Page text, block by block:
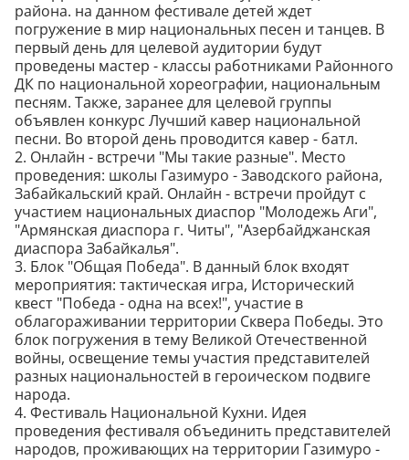
района. на данном фестивале детей ждет
погружение в мир национальных песен и танцев. В
первый день для целевой аудитории будут
проведены мастер - классы работниками Районного
ДК по национальной хореографии, национальным
песням. Также, заранее для целевой группы
объявлен конкурс Лучший кавер национальной
песни. Во второй день проводится кавер - батл.
2. Онлайн - встречи "Мы такие разные". Место
проведения: школы Газимуро - Заводского района,
Забайкальский край. Онлайн - встречи пройдут с
участием национальных диаспор "Молодежь Аги",
"Армянская диаспора г. Читы", "Азербайджанская
диаспора Забайкалья".
3. Блок "Общая Победа". В данный блок входят
мероприятия: тактическая игра, Исторический
квест "Победа - одна на всех!", участие в
облагораживании территории Сквера Победы. Это
блок погружения в тему Великой Отечественной
войны, освещение темы участия представителей
разных национальностей в героическом подвиге
народа.
4. Фестиваль Национальной Кухни. Идея
проведения фестиваля объединить представителей
народов, проживающих на территории Газимуро -